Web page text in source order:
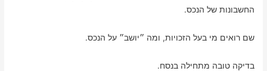
החשבונות של הנכס.
שם רואים מי בעל הזכויות, ומה ״יושב״ על הנכס.
בדיקה טובה מתחילה בנסח.